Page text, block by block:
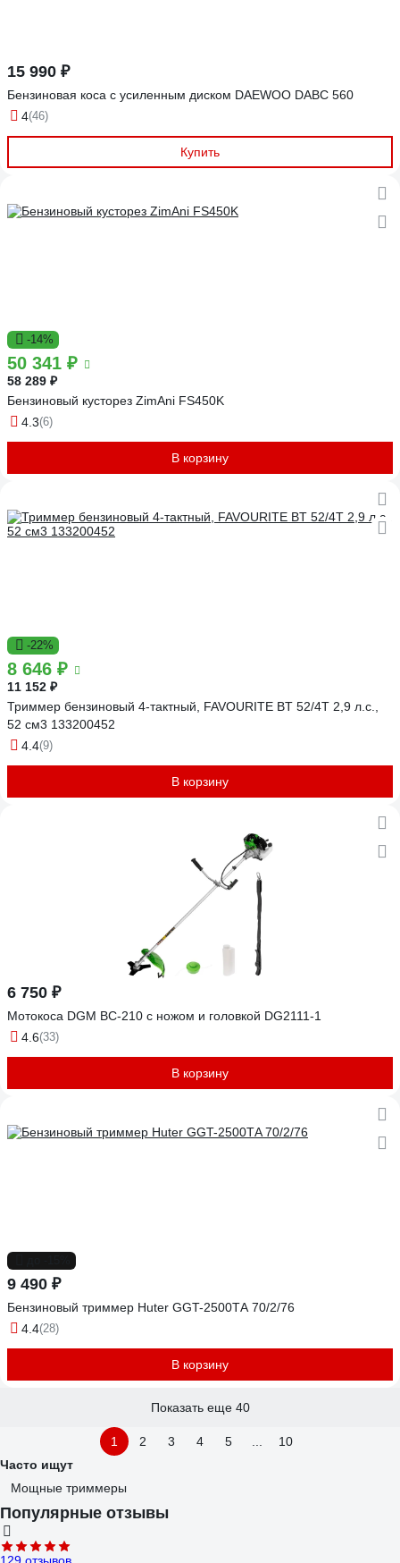
15 990 ₽
Бензиновая коса с усиленным диском DAEWOO DABC 560
4(46)
Купить
-14%
50 341 ₽
58 289 ₽
Бензиновый кусторез ZimAni FS450K
4.3(6)
В корзину
-22%
8 646 ₽
11 152 ₽
Триммер бензиновый 4-тактный, FAVOURITE BT 52/4T 2,9 л.с.,
52 см3 133200452
4.4(9)
В корзину
6 750 ₽
Мотокоса DGM BC-210 с ножом и головкой DG2111-1
4.6(33)
В корзину
9 490 ₽
Бензиновый триммер Huter GGT-2500ТA 70/2/76
4.4(28)
В корзину
Показать еще 40
1 2 3 4 5
10
Часто ищут
Мощные триммеры
Популярные отзывы